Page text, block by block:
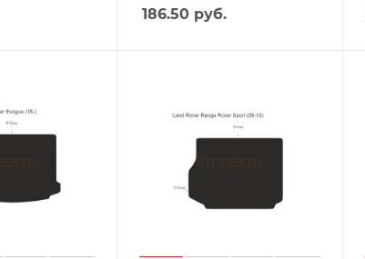
186.50руб.